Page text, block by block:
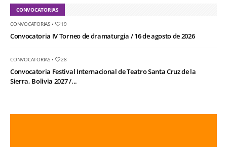
CONVOCATORIAS
CONVOCATORIAS• 19
Convocatoria IV Torneo de dramaturgia / 16 de agosto de 2026
CONVOCATORIAS• 28
Convocatoria Festival Internacional de Teatro Santa Cruz de la
Sierra, Bolivia 2027 /...